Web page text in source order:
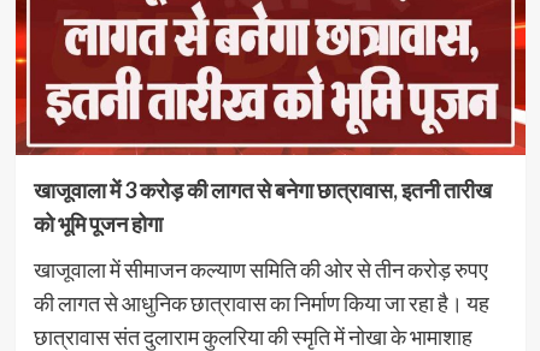
खाजूवाला में 3 करोड़ की लागत से बनेगा छात्रावास, इतनी तारीख
को भूमि पूजन होगा
खाजूवाला में सीमाजन कल्याण समिति की ओर से तीन करोड़ रुपए
की लागत से आधुनिक छात्रावास का निर्माण किया जा रहा है। यह
छात्रावास संत दुलाराम कुलरिया की स्मृति में नोखा के भामाशाह